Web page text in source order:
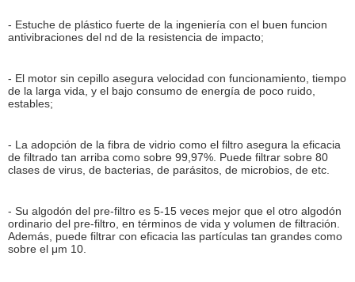
- Estuche de plástico fuerte de la ingeniería con el buen funcion
antivibraciones del nd de la resistencia de impacto;
- El motor sin cepillo asegura velocidad con funcionamiento, tiempo
de la larga vida, y el bajo consumo de energía de poco ruido,
estables;
- La adopción de la fibra de vidrio como el filtro asegura la eficacia
de filtrado tan arriba como sobre 99,97%. Puede filtrar sobre 80
clases de virus, de bacterias, de parásitos, de microbios, de etc.
- Su algodón del pre-filtro es 5-15 veces mejor que el otro algodón
ordinario del pre-filtro, en términos de vida y volumen de filtración.
Además, puede filtrar con eficacia las partículas tan grandes como
sobre el μm 10.